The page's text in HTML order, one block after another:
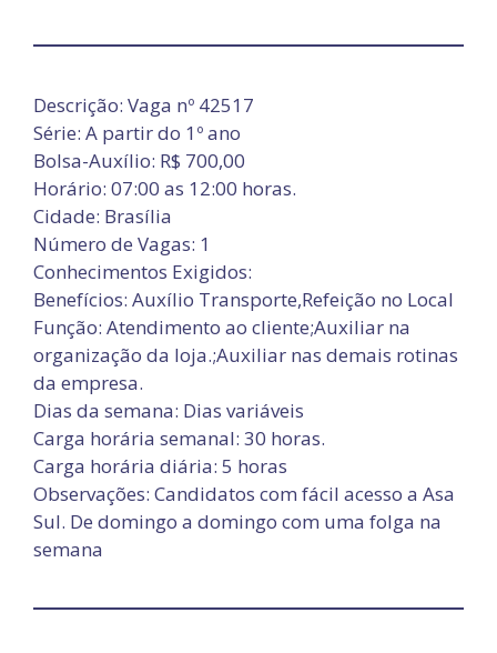
Descrição: Vaga nº 42517
Série: A partir do 1º ano
Bolsa-Auxílio: R$ 700,00
Horário: 07:00 as 12:00 horas.
Cidade: Brasília
Número de Vagas: 1
Conhecimentos Exigidos:
Benefícios: Auxílio Transporte,Refeição no Local
Função: Atendimento ao cliente;Auxiliar na
organização da loja.;Auxiliar nas demais rotinas
da empresa.
Dias da semana: Dias variáveis
Carga horária semanal: 30 horas.
Carga horária diária: 5 horas
Observações: Candidatos com fácil acesso a Asa
Sul. De domingo a domingo com uma folga na
semana